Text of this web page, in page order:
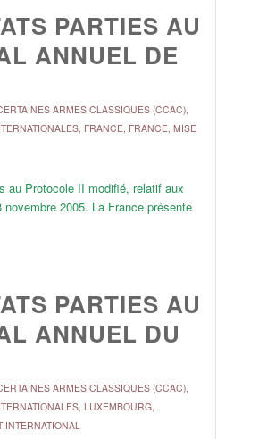
PARTIES AU
ANNUEL DE
ARMES CLASSIQUES (CCAC),
, FRANCE, FRANCE, MISE
au Protocole II modifié, relatif aux
2005. La France présente
PARTIES AU
ANNUEL DU
ARMES CLASSIQUES (CCAC),
, LUXEMBOURG,
INTERNATIONAL